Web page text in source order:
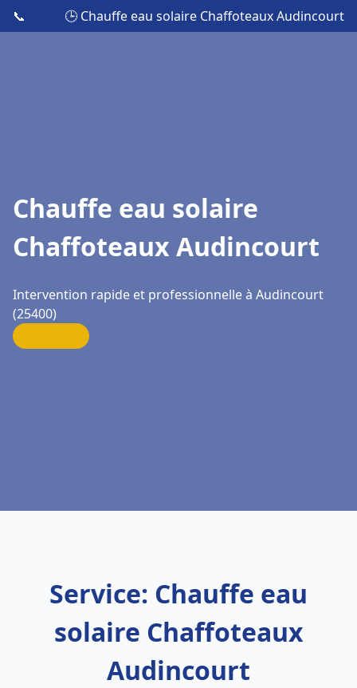
📞 🕒 Chauffe eau solaire Chaffoteaux Audincourt
Chauffe eau solaire
Chaffoteaux Audincourt
Intervention rapide et professionnelle à Audincourt
(25400)
Service: Chauffe eau
solaire Chaffoteaux
Audincourt